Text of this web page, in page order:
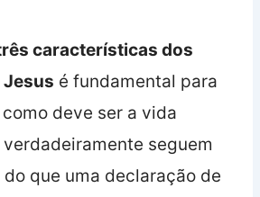
características dos
é fundamental para
deve ser a vida
seguem
que uma declaração de